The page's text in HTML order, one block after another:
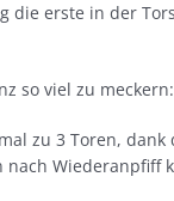
erste in der
so viel zu
zu 3 Toren,
nach